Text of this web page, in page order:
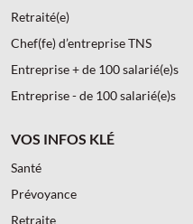
Retraité(e)
Chef(fe) d’entreprise TNS
Entreprise + de 100 salarié(e)s
Entreprise - de 100 salarié(e)s
VOS INFOS KLÉ
Santé
Prévoyance
Retraite